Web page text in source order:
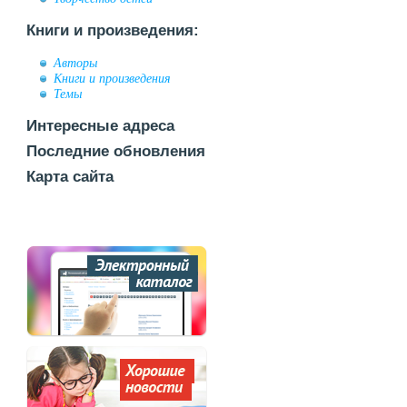
Книги и произведения:
Авторы
Книги и произведения
Темы
Интересные адреса
Последние обновления
Карта сайта